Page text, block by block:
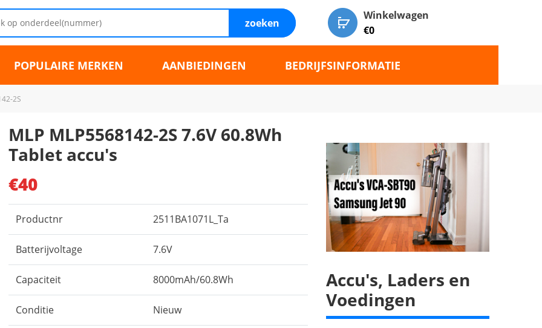
zoeken
Winkelwagen
€0
POPULAIRE MERKEN AANBIEDINGEN BEDRIJFSINFORMATIE
2S
MLP MLP5568142-2S 7.6V 60.8Wh
Tablet accu's
€40
Productnr 2511BA1071L_Ta
Batterijvoltage 7.6V
Capaciteit 8000mAh/60.8Wh
Conditie Nieuw
Accu's, Laders en
Voedingen